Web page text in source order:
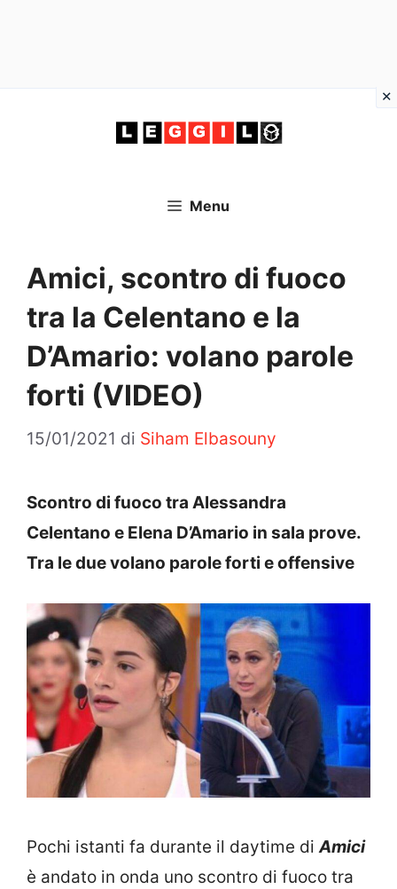
Menu
Amici, scontro di fuoco
tra la Celentano e la
D’Amario: volano parole
forti (VIDEO)
15/01/2021 di Siham Elbasouny
Scontro di fuoco tra Alessandra
Celentano e Elena D’Amario in sala prove.
Tra le due volano parole forti e offensive
Pochi istanti fa durante il daytime diAmici
è andato in onda uno scontro di fuoco tra